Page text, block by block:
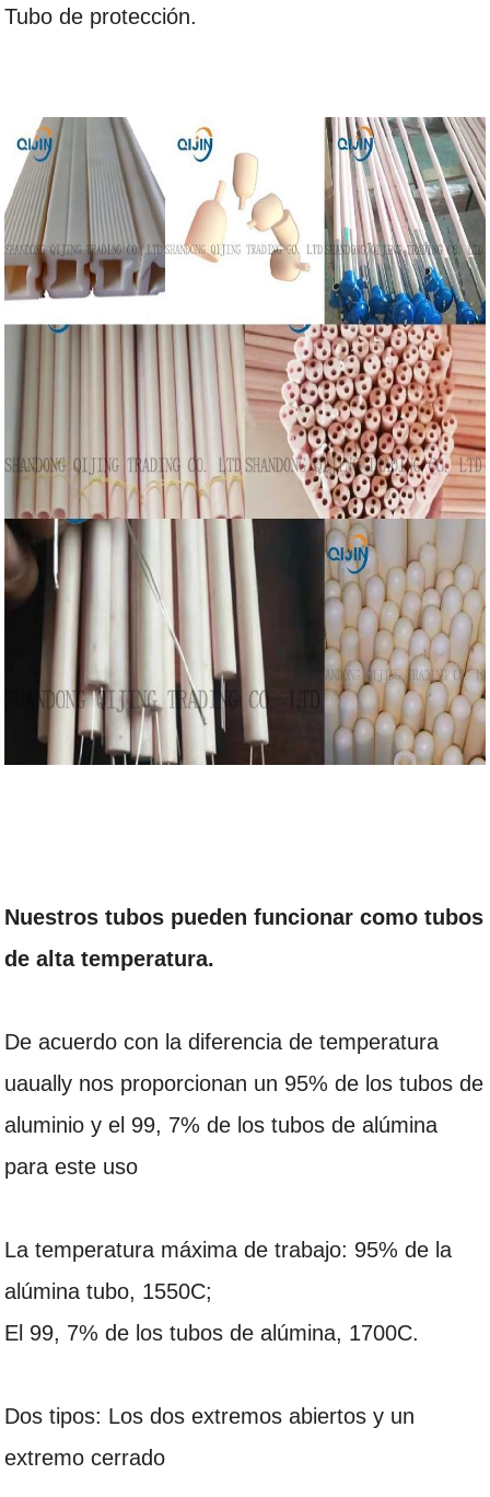
Tubo de protección.
Nuestros tubos pueden funcionar como tubos
de alta temperatura.
De acuerdo con la diferencia de temperatura
uaually nos proporcionan un 95% de los tubos de
aluminio y el 99, 7% de los tubos de alúmina
para este uso
La temperatura máxima de trabajo: 95% de la
alúmina tubo, 1550C;
El 99, 7% de los tubos de alúmina, 1700C.
Dos tipos: Los dos extremos abiertos y un
extremo cerrado